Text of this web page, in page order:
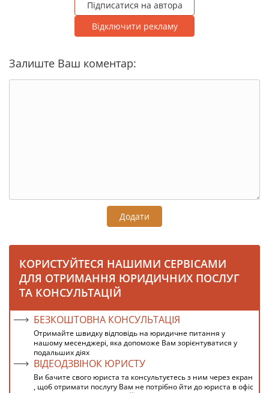
Підписатися на автора
Відключити рекламу
Залиште Ваш коментар:
Додати
КОРИСТУЙТЕСЯ НАШИМИ СЕРВІСАМИ
ДЛЯ ОТРИМАННЯ ЮРИДИЧНИХ ПОСЛУГ
ТА КОНСУЛЬТАЦІЙ
БЕЗКОШТОВНА КОНСУЛЬТАЦІЯ
Отримайте швидку відповідь на юридичне питання у
нашому месенджері, яка допоможе Вам зорієнтуватися у
подальших діях
ВІДЕОДЗВІНОК ЮРИСТУ
Ви бачите свого юриста та консультуєтесь з ним через екран
, щоб отримати послугу Вам не потрібно йти до юриста в офіс